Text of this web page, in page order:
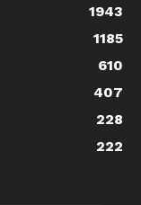
1943
1185
610
407
228
222